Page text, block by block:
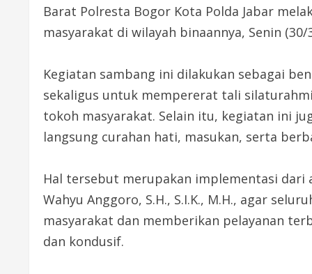
Barat Polresta Bogor Kota Polda Jabar
masyarakat di wilayah binaannya, Senin (30/
Kegiatan sambang ini dilakukan sebagai
sekaligus untuk mempererat tali
tokoh masyarakat. Selain itu, kegiatan ini
langsung curahan hati, masukan, serta
Hal tersebut merupakan implementasi dari
Wahyu Anggoro, S.H., S.I.K., M.H., agar
masyarakat dan memberikan pelayanan
dan kondusif.